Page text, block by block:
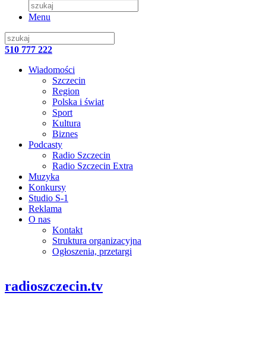
Menu
510 777 222
Wiadomości
Szczecin
Region
Polska i świat
Sport
Kultura
Biznes
Podcasty
Radio Szczecin
Radio Szczecin Extra
Muzyka
Konkursy
Studio S-1
Reklama
O nas
Kontakt
Struktura organizacyjna
Ogłoszenia, przetargi
radioszczecin.tv